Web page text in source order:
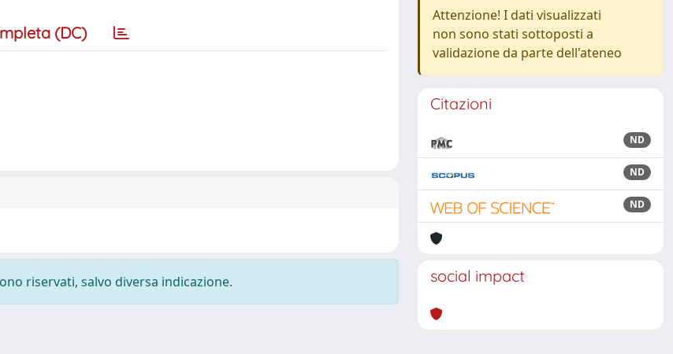
(DC)
riservati, salvo diversa indicazione.
Attenzione! I dati visualizzati
non sono stati sottoposti a
validazione da parte dell'ateneo
Citazioni
ND
ND
ND
social impact